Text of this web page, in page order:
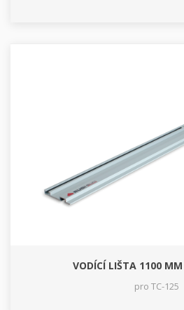
VODÍCÍ LIŠTA 1100
pro TC-125